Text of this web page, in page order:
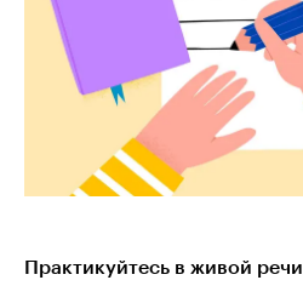
Практикуйтесь в живой речи